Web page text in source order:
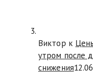
Виктор к
утром после
снижения